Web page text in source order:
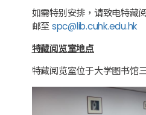
如需特别安排，请致电特藏
邮至spc@lib.cuhk.edu.hk
特藏阅览室地点
特藏阅览室位于大学图书馆